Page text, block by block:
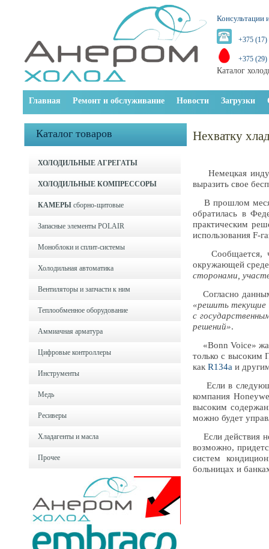
Консультации
+375 (17)
+375 (29)
Каталог
Главная Ремонт и обслуживание Новости Загрузки
Каталог товаров
ХОЛОДИЛЬНЫЕ АГРЕГАТЫ
ХОЛОДИЛЬНЫЕ КОМПРЕССОРЫ
КАМЕРЫ сборно-щитовые
Запасные элементы POLAIR
Моноблоки и cплит-системы
Холодильная автоматика
Вентиляторы и запчасти к ним
Теплообменное оборудование
Аммиачная арматура
Цифровые контроллеры
Инструменты
Медь
Ресиверы
Хладагенты и масла
Прочее
Нехватку
Немецкая
выразить свое
В прошлом
обратилась в
практическим
использования F-
Сообщается,
окружающей
сторонами,
Согласно данным
«решить текущие
с
решений».
«Bonn Voice»
только с высоким
как R134a и
Если в
компания
высоким
можно будет
Если действия
возможно,
систем
больницах и